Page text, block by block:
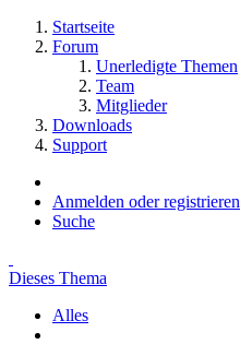
Startseite
Forum
Unerledigte Themen
Team
Mitglieder
Downloads
Support
Anmelden oder registrieren
Suche
Dieses Thema
Alles